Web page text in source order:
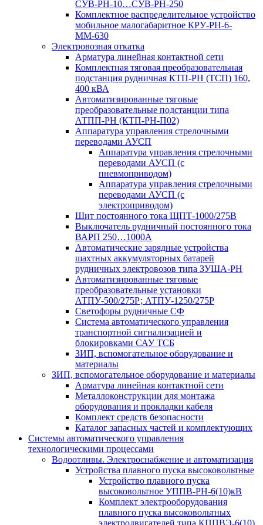
СУВ-РН-10…СУВ-РН-250
Комплектное распределительное устройство
мобильное малогабаритное КРУ-РН-6-
ММ-630
Электровозная откатка
Арматура линейная контактной сети
Комплектная тяговая преобразовательная
подстанция рудничная КТП-РН (ТСП) 160,
400 кВА
Автоматизированные тяговые
преобразовательные подстанции типа
АТПП-РН (КТП-РН-П02)
Аппаратура управления стрелочными
переводами АУСП
Аппаратура управления стрелочными
переводами АУСП (с
пневмоприводом)
Аппаратура управления стрелочными
переводами АУСП (с
электроприводом)
Щит постоянного тока ЩПТ-1000/275В
Выключатель рудничный постоянного тока
ВАРП 250…1000А
Автоматические зарядные устройства
шахтных аккумуляторных батарей
рудничных электровозов типа ЗУША-РН
Автоматизированные тяговые
преобразовательные установки
АТПУ-500/275Р; АТПУ-1250/275Р
Светофоры рудничные СФ
Система автоматического управления
транспортной сигнализацией и
блокировками САУ ТСБ
ЗИП, вспомогательное оборудование и
материалы
ЗИП, вспомогательное оборудование и материалы
Арматура линейная контактной сети
Металлоконструкции для монтажа
оборудования и прокладки кабеля
Комплект средств безопасности
Каталог запасных частей и комплектующих
Системы автоматического управления
технологическими процессами
Водоотливы. Электроснабжение и автоматизация
Устройства плавного пуска высоковольтные
Устройство плавного пуска
высоковольтное УППВ-РН-6(10)кВ
Комплект электрооборудования
плавного пуска высоковольтных
электродвигателей типа КППВЭ-6(10)